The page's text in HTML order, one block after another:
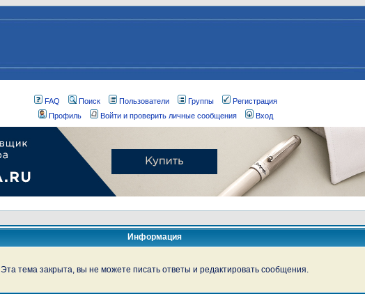
FAQ Поиск Пользователи Группы
Регистрация
Профиль
Войти и проверить личные сообщения Вход
Информация
Эта тема закрыта, вы не можете писать ответы и редактировать сообщения.